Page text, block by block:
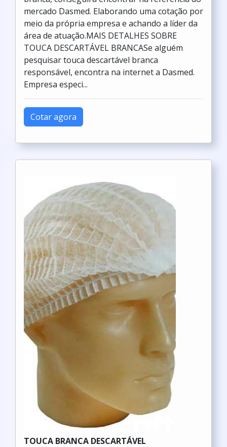
mercado Dasmed. Elaborando uma cotação por
meio da própria empresa e achando a líder da
área de atuação.MAIS DETALHES SOBRE
TOUCA DESCARTÁVEL BRANCASe alguém
pesquisar touca descartável branca
responsável, encontra na internet a Dasmed.
Empresa especi...
Cotar agora
TOUCA BRANCA DESCARTÁVEL